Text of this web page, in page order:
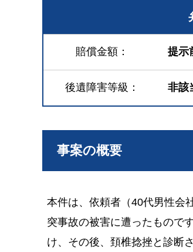
賠償金額 提示
後遺障害等級 非該
事案の概要
本件は、依頼者（40代男性会
突事故の被害に遭ったもので
け、その後、頚椎捻挫と診断